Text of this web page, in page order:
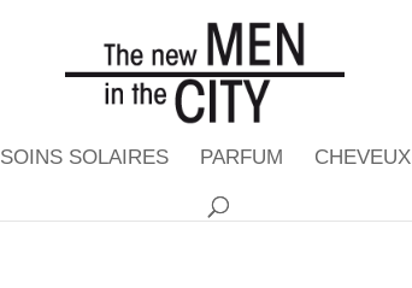
SOINS SOLAIRES PARFUM CHEVEUX